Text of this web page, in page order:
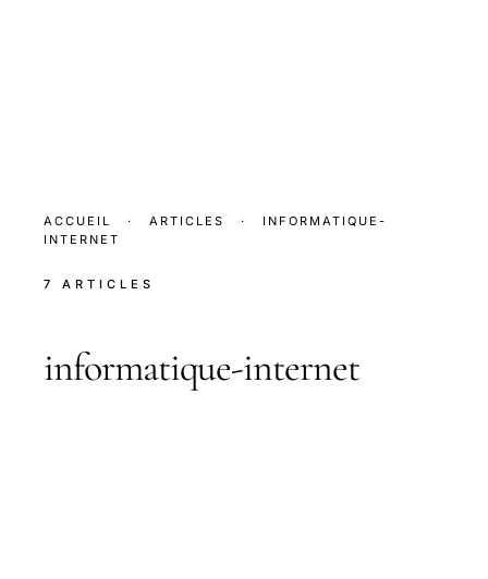
ACCUEIL · ARTICLES ·
INFORMATIQUE-
INTERNET
7 ARTICLES
informatique-internet